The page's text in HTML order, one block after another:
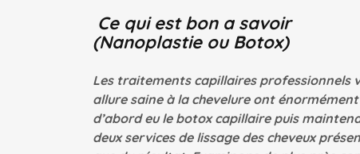
Ce qui est bon a savoir
(Nanoplastie ou Botox)
Les traitements capillaires professionnels
allure saine à la chevelure ont
d’abord eu le botox capillaire puis
deux services de lissage des cheveux